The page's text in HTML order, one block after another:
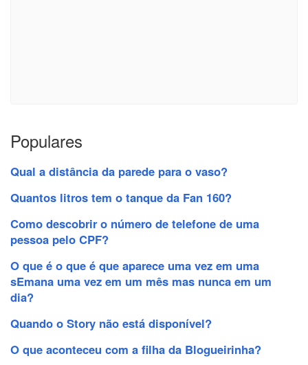
Populares
Qual a distância da parede para o vaso?
Quantos litros tem o tanque da Fan 160?
Como descobrir o número de telefone de uma
pessoa pelo CPF?
O que é o que é que aparece uma vez em uma
sEmana uma vez em um mês mas nunca em um
dia?
Quando o Story não está disponível?
O que aconteceu com a filha da Blogueirinha?